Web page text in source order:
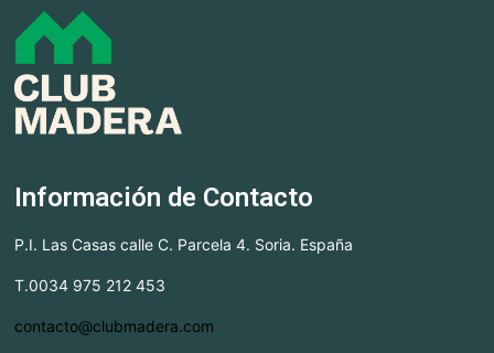
Información de Contacto
P.I. Las Casas calle C. Parcela 4. Soria. España
T.0034 975 212 453
contacto@clubmadera.com